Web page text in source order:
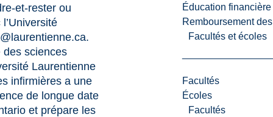
Éducation financière
Remboursement
Facultés et écoles
Facultés
Écoles
Facultés
et-rester ou
.
des sciences
Laurentienne
infirmières a une
de longue date
et prépare les